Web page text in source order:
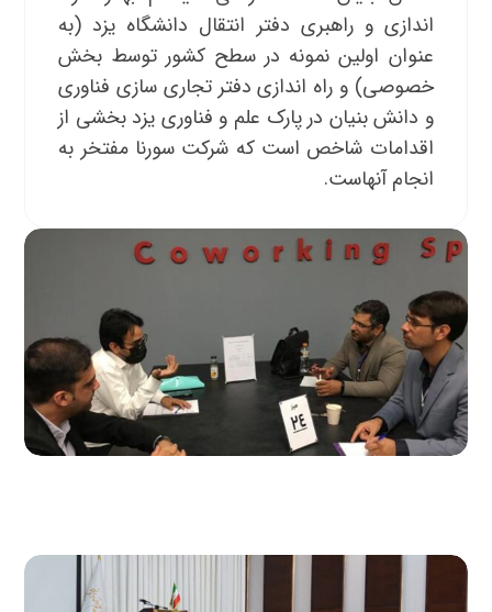
اندازی و راهبری دفتر انتقال دانشگاه یزد (به
عنوان اولین نمونه در سطح کشور توسط بخش
خصوصی) و راه اندازی دفتر تجاری سازی فناوری
و دانش بنیان در پارک علم و فناوری یزد بخشی از
اقدامات شاخص است که شرکت سورنا مفتخر به
انجام آنهاست.